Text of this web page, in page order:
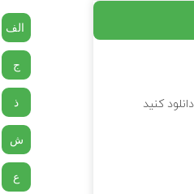
کنید
الف
ج
ذ
ش
ع